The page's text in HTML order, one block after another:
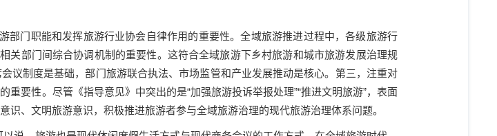
部门职能和发挥旅游行业协会自律作用的重要性。全域旅游推进过程中，各级旅游行
关部门间综合协调机制的重要性。这符合全域旅游下乡村旅游和城市旅游发展治理规
议制度是基础，部门旅游联合执法、市场监管和产业发展推动是核心。第三，注重对
重要性。尽管《指导意见》中突出的是“加强旅游投诉举报处理”“推进文明旅游”，表面
、文明旅游意识，积极推进旅游者参与全域旅游治理的现代旅游治理体系问题。